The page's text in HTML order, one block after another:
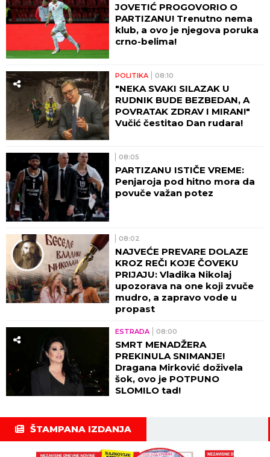
JOVETIĆ PROGOVORIO O
PARTIZANU! Trenutno nema
klub, a ovo je njegova poruka
crno-belima!
POLITIKA 08:10
"NEKA SVAKI SILAZAK U
RUDNIK BUDE BEZBEDAN, A
POVRATAK ZDRAV I MIRAN!"
Vučić čestitao Dan rudara!
08:05
PARTIZANU ISTIČE VREME:
Penjaroja pod hitno mora da
povuče važan potez
08:02
NAJVEĆE PREVARE DOLAZE
KROZ REČI KOJE ČOVEKU
PRIJAJU: Vladika Nikolaj
upozorava na one koji zvuče
mudro, a zapravo vode u
propast
ESTRADA 08:00
SMRT MENADŽERA
PREKINULA SNIMANJE!
Dragana Mirković doživela
šok, ovo je POTPUNO
SLOMILO tad!
ŠTAMPANA IZDANJA